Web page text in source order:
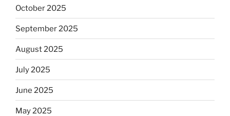
October 2025
September 2025
August 2025
July 2025
June 2025
May 2025